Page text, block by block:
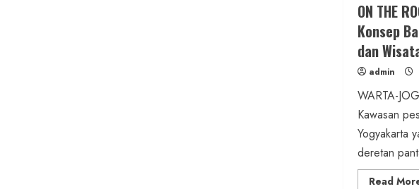
Gudang
Juwangi
admin
1 MIN
Berita
Lomba
Balong:
untuk
ON THE
Konsep
dan
admin
WARTA-
Kawasan
Yogyakarta
deretan
Read